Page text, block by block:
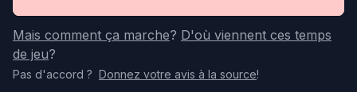
Mais comment ça marche? D'où viennent ces temps
de jeu?
Pas d'accord ? Donnez votre avis à la source!